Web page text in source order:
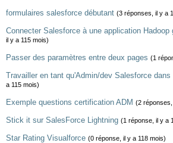
formulaires salesforce débutant (3 réponses, il y a
Connecter Salesforce à une application Hadoop
il y a 115 mois)
Passer des paramètres entre deux pages (1
Travailler en tant qu'Admin/dev Salesforce
a 115 mois)
Exemple questions certification ADM (2
Stick it sur SalesForce Lightning (1 réponse, il y a
Star Rating Visualforce (0 réponse, il y a 118 mois)